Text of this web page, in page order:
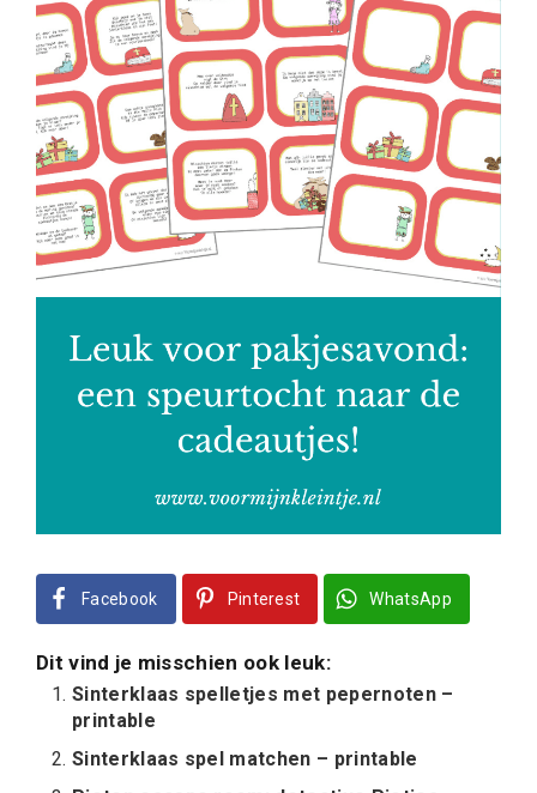
Facebook Pinterest WhatsApp
Dit vind je misschien ook leuk:
Sinterklaas spelletjes met pepernoten –
printable
Sinterklaas spel matchen – printable